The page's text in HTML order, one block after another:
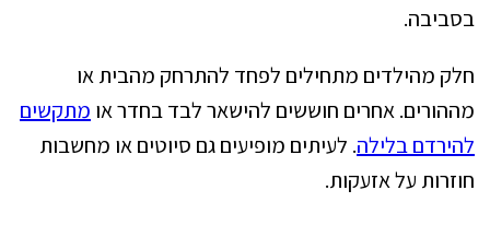
בסביבה.
חלק מהילדים מתחילים לפחד להתרחק מהבית או
מההורים. אחרים חוששים להישאר לבד בחדר או מתקשים
להירדם בלילה. לעיתים מופיעים גם סיוטים או מחשבות
חוזרות על אזעקות.